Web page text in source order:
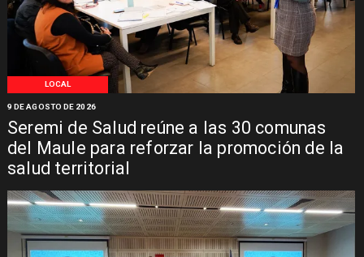
LOCAL
Seremi de Salud reúne a las 30 comunas
del Maule para reforzar la promoción de la
salud territorial
9 DE AGOSTO DE 2026